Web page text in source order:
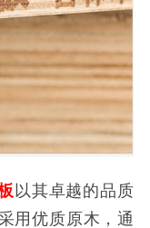
以其卓越的品质
用优质原木，通